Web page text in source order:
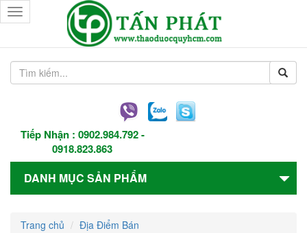
Tiếp Nhận : 0902.984.792-
0918.823.863
Toggle
navigation
DANH MỤC SẢN PHẨM
Trang chủ Địa Điểm Bán